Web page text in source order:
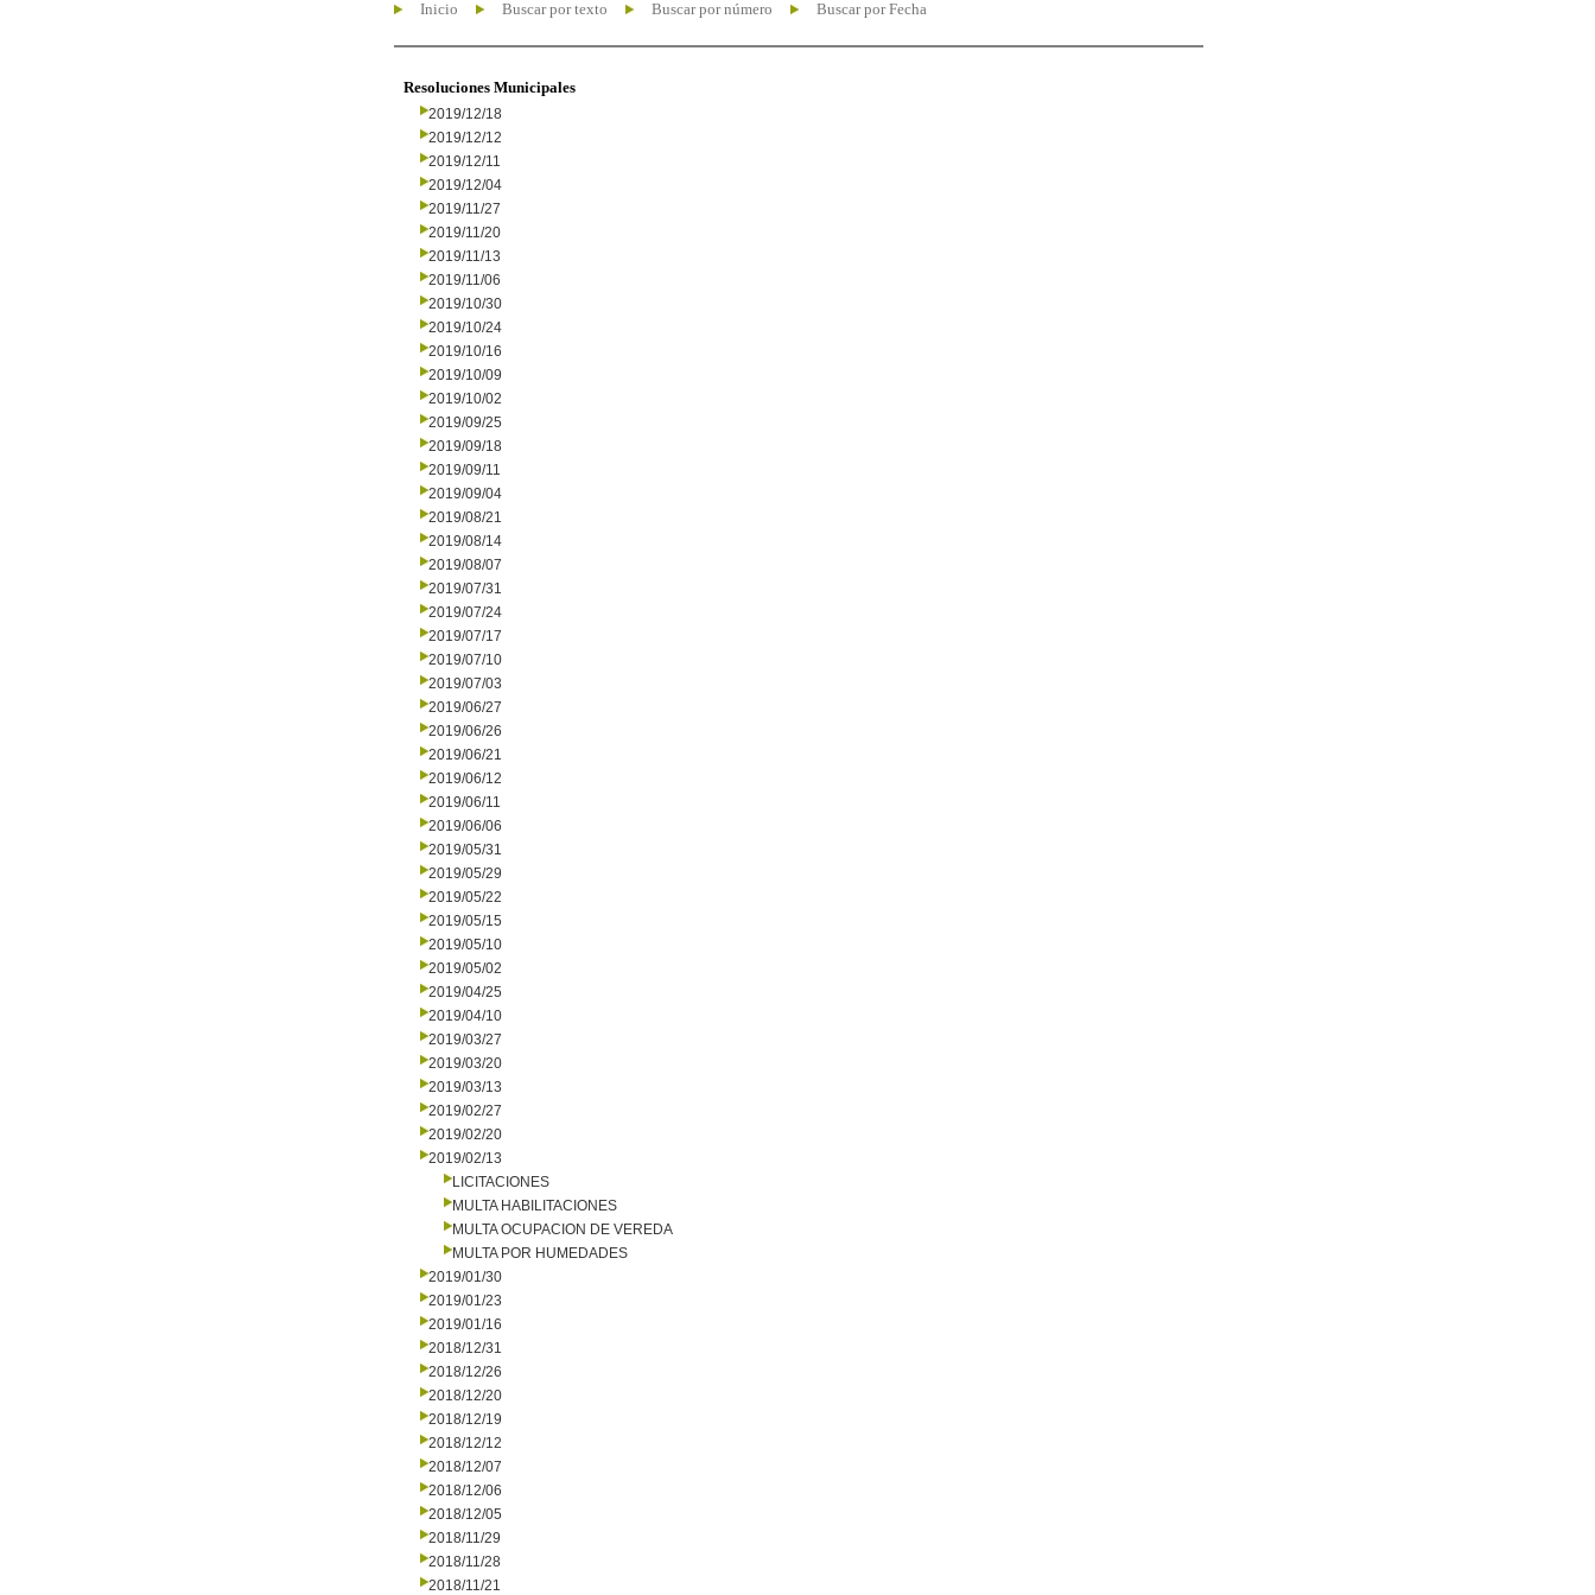
Inicio Buscar por texto Buscar por número Buscar por Fecha
Resoluciones Municipales
2019/12/18
2019/12/12
2019/12/11
2019/12/04
2019/11/27
2019/11/20
2019/11/13
2019/11/06
2019/10/30
2019/10/24
2019/10/16
2019/10/09
2019/10/02
2019/09/25
2019/09/18
2019/09/11
2019/09/04
2019/08/21
2019/08/14
2019/08/07
2019/07/31
2019/07/24
2019/07/17
2019/07/10
2019/07/03
2019/06/27
2019/06/26
2019/06/21
2019/06/12
2019/06/11
2019/06/06
2019/05/31
2019/05/29
2019/05/22
2019/05/15
2019/05/10
2019/05/02
2019/04/25
2019/04/10
2019/03/27
2019/03/20
2019/03/13
2019/02/27
2019/02/20
2019/02/13
LICITACIONES
MULTA HABILITACIONES
MULTA OCUPACION DE VEREDA
MULTA POR HUMEDADES
2019/01/30
2019/01/23
2019/01/16
2018/12/31
2018/12/26
2018/12/20
2018/12/19
2018/12/12
2018/12/07
2018/12/06
2018/12/05
2018/11/29
2018/11/28
2018/11/21